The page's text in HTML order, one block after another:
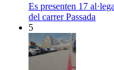
Es presenten 17
del carrer Passada
5